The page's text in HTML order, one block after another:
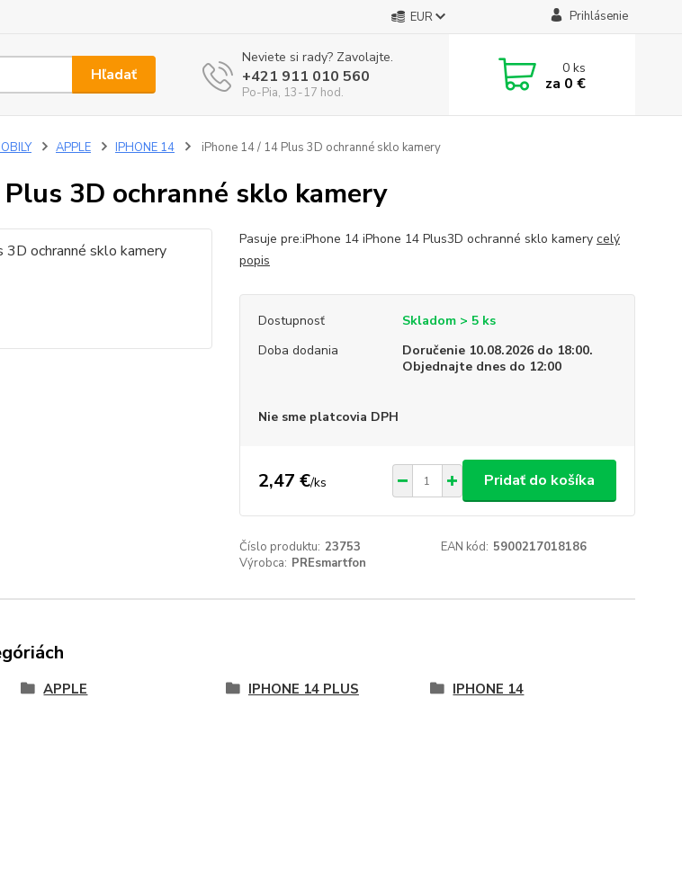
EUR Prihlásenie
Hľadať
Neviete si rady? Zavolajte.
+421 911 010 560
Po-Pia, 13-17 hod.
0ks
za 0 €
APPLE IPHONE 14 iPhone 14 / 14 Plus 3D ochranné sklo kamery
3D ochranné sklo kamery
Pasuje pre:iPhone 14 iPhone 14 Plus3D ochranné sklo kamery celý
popis
Dostupnosť
Skladom > 5 ks
Doba dodania
Doručenie 10.08.2026 do 18:00.
Objednajte dnes do 12:00
Nie sme platcovia DPH
2,47 €/ks Pridať do košíka
Číslo produktu: 23753 EAN kód: 5900217018186
Výrobca: PREsmartfon
APPLE IPHONE 14 PLUS IPHONE 14